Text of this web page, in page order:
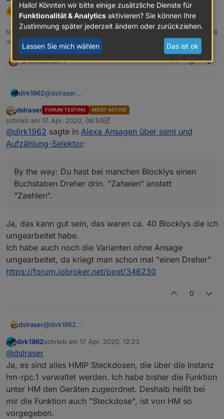
NUC8i5 mit Proxmox; Raspberrymatic in VM, iobroker, Motioneye, infuxDB
und Grafana in CT.
2 Antworten 0
dirk1962@dslraser
"Steckdosen" und bei mir "Steckdose".
Werde nachher mal nur den state von Kanal 3 mit
Funktion Steckdose markieren und sehen was
passiert.
Melde mich dann wieder.
By the way: Du hast bei manchen Blocklys einen
Buchstaben Dreher drin. "Zahelen" anstatt "Zaehlen".
Offline
dslraser FORUM TESTING MOST ACTIVE
schrieb am 17. Apr. 2020, 09:55
zuletzt editiert von dslraser
@dirk1962 sagte in Alexa Ansagen über ssml und
Aufzählung-Selektor:
By the way: Du hast bei manchen Blocklys einen
Buchstaben Dreher drin. "Zahelen" anstatt
"Zaehlen".
Ja, das kann gut sein, das waren ca. 40 Blocklys die ich
umgearbeitet habe.
Ich habe auch noch die Varianten ohne Ansage
umgearbeitet, da kriegt man schon mal "einen Dreher"
https://forum.iobroker.net/post/346230
0
dslraser@dirk1962
oder ist es das vom ersten Beitrag ?
(in Deiner Aufzählung steht kein .STATE ? )
Ich habe nur den DP STATE vom Kanal 3 in der
Aufzählung, nicht den ganzen Kanal.
Offline
dirk1962schrieb am 17. Apr. 2020, 12:23
zuletzt editiert von
@dslraser
Ja, es sind alles HMIP Steckdosen, die über die Instanz
hm-rpc.1 verwaltet werden. Ich habe bisher die Funktion
unter HM den Geräten zugeordnet. Deshalb heißt bei
mir die Funktion auch "Steckdose", ist von HM so
vorgegeben.
Hallo! Könnten wir bitte einige zusätzliche Dienste für
Funktionalität & Analytics aktivieren? Sie können Ihre
Zustimmung später jederzeit ändern oder zurückziehen.
Lassen Sie mich wählen Das ist ok